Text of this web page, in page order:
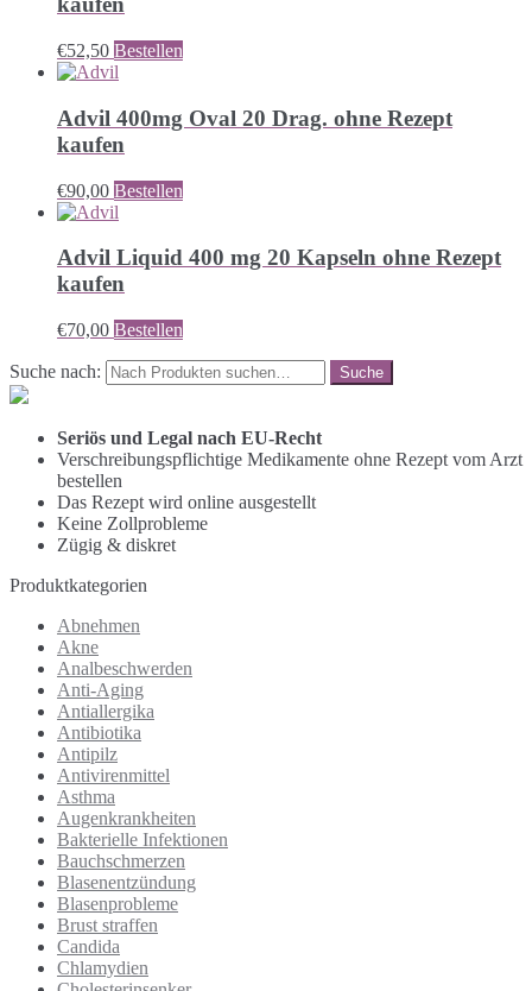
€52,50 Bestellen
Advil 400mg Oval 20 Drag. ohne Rezept
kaufen
€90,00 Bestellen
Advil Liquid 400 mg 20 Kapseln ohne Rezept
kaufen
€70,00 Bestellen
Suche nach:
Seriös und Legal nach EU-Recht
Verschreibungspflichtige Medikamente ohne Rezept vom Arzt
bestellen
Das Rezept wird online ausgestellt
Keine Zollprobleme
Zügig & diskret
Produktkategorien
Abnehmen
Akne
Analbeschwerden
Anti-Aging
Antiallergika
Antibiotika
Antipilz
Antivirenmittel
Asthma
Augenkrankheiten
Bakterielle Infektionen
Bauchschmerzen
Blasenentzündung
Blasenprobleme
Brust straffen
Candida
Chlamydien